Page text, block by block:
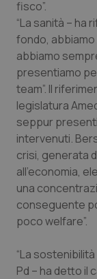
Oncologia
Psoriasi &
Rene &
Salute
fisco”.
“La sanità – ha
fondo,
abbiamo
presentiamo
team”. Il
legislatura
seppur
intervenuti.
crisi, generata
all’economia,
una
conseguente
poco welfare”.
“La
Pd – ha detto il